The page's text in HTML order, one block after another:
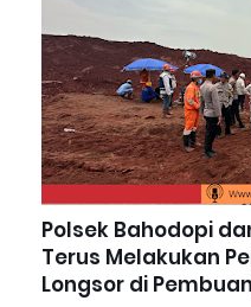
Polsek Bahodopi
Terus Melakukan
Longsor di